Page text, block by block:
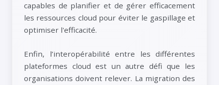
capables de planifier et de gérer efficacement
les ressources cloud pour éviter le gaspillage et
optimiser l'efficacité.
Enfin, l’interopérabilité entre les différentes
plateformes cloud est un autre défi que les
organisations doivent relever. La migration des